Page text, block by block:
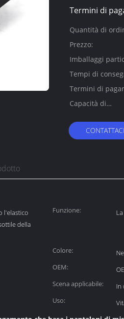
Termini di
Quantità di
minimo:
Prezzo:
Imballaggi
Tempi di
Termini di
Capacità di
CONTATTACI
l'elastico
della
Funzione:
Colore:
OEM:
Scena applicabile:
In
Uso: